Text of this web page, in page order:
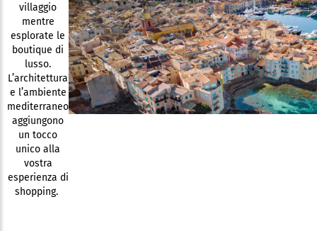
villaggio
mentre
esplorate le
boutique di
lusso.
L’architettura
e l’ambiente
mediterraneo
aggiungono
un tocco
unico alla
vostra
esperienza di
shopping.